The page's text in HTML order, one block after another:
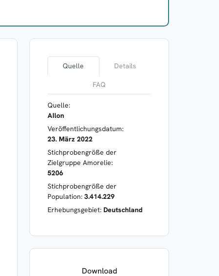
Quelle Details
FAQ
Quelle:
AIlon
Veröffentlichungsdatum:
23. März 2022
Stichprobengröße der
Zielgruppe Amorelie:
5206
Stichprobengröße der
Population: 3.414.229
Erhebungsgebiet: Deutschland
Download